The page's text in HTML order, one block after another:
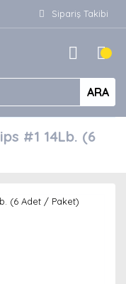
Sipariş Takibi
ARA
#1 14Lb. (6